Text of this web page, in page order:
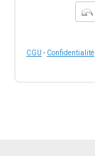
CGU - Confidentialité